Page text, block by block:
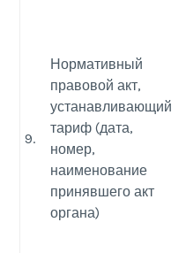
9.
Нормативный
правовой акт,
устанавливающий
тариф (дата,
номер,
наименование
принявшего акт
органа)